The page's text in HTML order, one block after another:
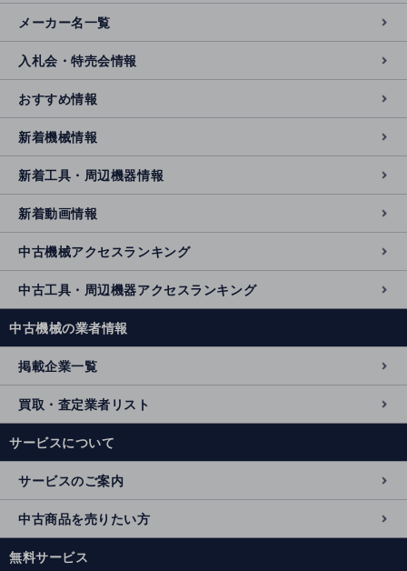
メーカー名一覧
入札会・特売会情報
おすすめ情報
新着機械情報
新着工具・周辺機器情報
新着動画情報
中古機械アクセスランキング
中古工具・周辺機器アクセスランキング
中古機械の業者情報
掲載企業一覧
買取・査定業者リスト
サービスについて
サービスのご案内
中古商品を売りたい方
無料サービス